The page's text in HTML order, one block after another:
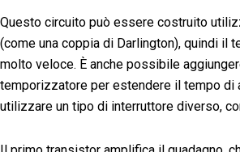
Questo circuito può essere costruito
(come una coppia di Darlington), quindi il
molto veloce. È anche possibile
temporizzatore per estendere il tempo di
utilizzare un tipo di interruttore diverso,